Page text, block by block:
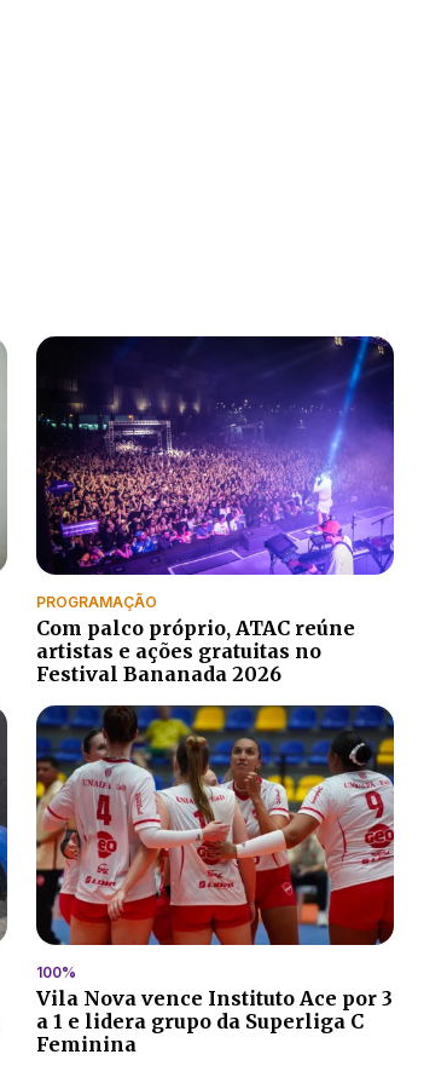
PROGRAMAÇÃO
Com palco próprio, ATAC reúne
artistas e ações gratuitas no
Festival Bananada 2026
100%
Vila Nova vence Instituto Ace por 3
a 1 e lidera grupo da Superliga C
Feminina